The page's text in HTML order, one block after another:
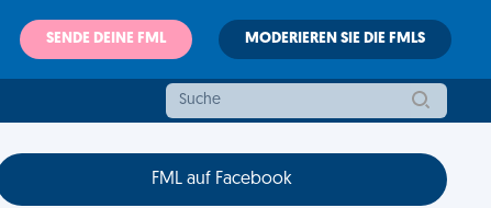
SENDE DEINE FML MODERIEREN SIE DIE FMLS
FML auf Facebook